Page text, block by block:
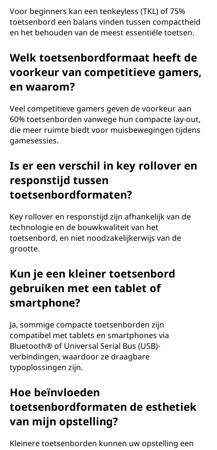
Voor beginners kan een tenkeyless (TKL) of 75%
toetsenbord een balans vinden tussen compactheid
en het behouden van de meest essentiële toetsen.
Welk toetsenbordformaat heeft de
voorkeur van competitieve gamers,
en waarom?
Veel competitieve gamers geven de voorkeur aan
60% toetsenborden vanwege hun compacte lay-out,
die meer ruimte biedt voor muisbewegingen tijdens
gamesessies.
Is er een verschil in key rollover en
responstijd tussen
toetsenbordformaten?
Key rollover en responstijd zijn afhankelijk van de
technologie en de bouwkwaliteit van het
toetsenbord, en niet noodzakelijkerwijs van de
grootte.
Kun je een kleiner toetsenbord
gebruiken met een tablet of
smartphone?
Ja, sommige compacte toetsenborden zijn
compatibel met tablets en smartphones via
Bluetooth® of Universal Serial Bus (USB)-
verbindingen, waardoor ze draagbare
typoplossingen zijn.
Hoe beïnvloeden
toetsenbordformaten de esthetiek
van mijn opstelling?
Kleinere toetsenborden kunnen uw opstelling een